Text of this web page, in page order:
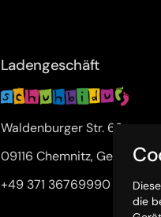
Ladengeschäft
Waldenburger Str. 63a
09116 Chemnitz, Germany
+49 371 36769990
die